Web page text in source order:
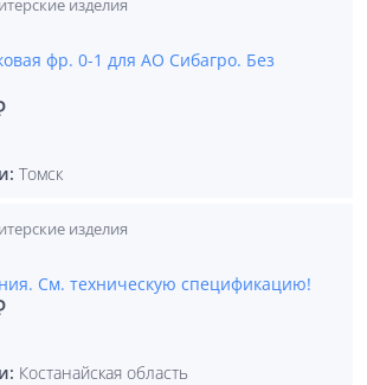
изделия
фр. 0-1 для АО Сибагро. Без
Томск
изделия
См. техническую спецификацию!
Костанайская область